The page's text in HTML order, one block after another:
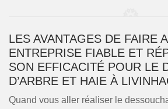
LES AVANTAGES DE FAIRE
ENTREPRISE FIABLE ET
SON EFFICACITÉ POUR LE
D’ARBRE ET HAIE À
Quand vous aller réaliser le